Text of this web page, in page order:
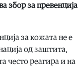
збор за превенција
за кожата не е
од заштита,
често реагира и на